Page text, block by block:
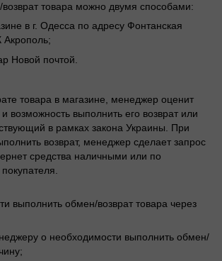
товара можно двумя способами:
в г. Одесса по адресу Фонтанская
Новой почтой.
товара в магазине, менеджер оценит
возможность выполнить его возврат или
в рамках закона Украины. При
возврат, менеджер сделает запрос
средства наличными или по
выполнить обмен/возврат товара через
о необходимости выполнить обмен/